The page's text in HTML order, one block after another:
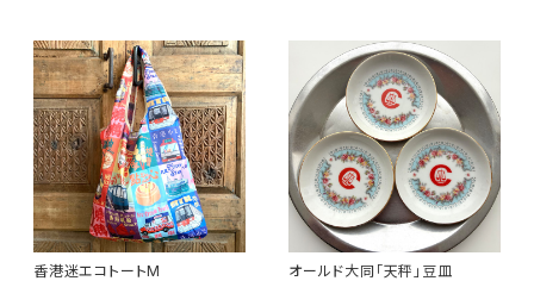
香港迷エコトートM オールド大同「天秤」豆皿